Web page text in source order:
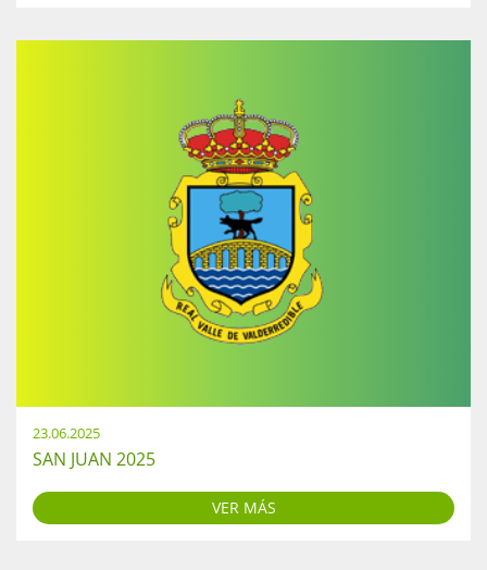
23.06.2025
SAN JUAN 2025
VER MÁS